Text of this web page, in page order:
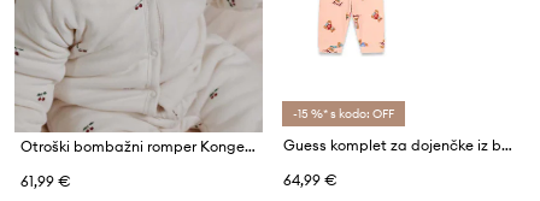
Otroški bombažni romper Konges Sløjd
61,99 €
-15 %* s kodo: OFF
Guess komplet za dojenčke iz bombaža z elastanom
64,99 €